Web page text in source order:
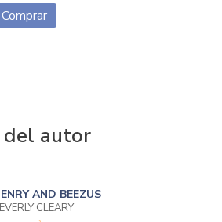
Comprar
autor
AND BEEZUS
CLEARY